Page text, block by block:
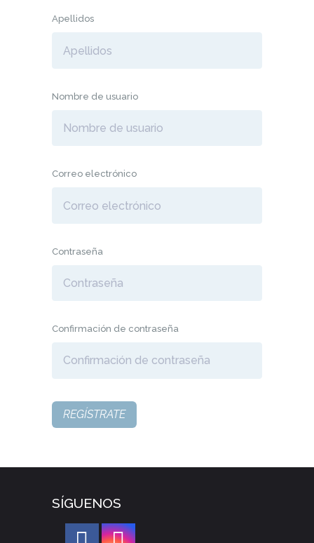
Apellidos
Nombre de usuario
Correo electrónico
Contraseña
Confirmación de contraseña
REGÍSTRATE
SÍGUENOS